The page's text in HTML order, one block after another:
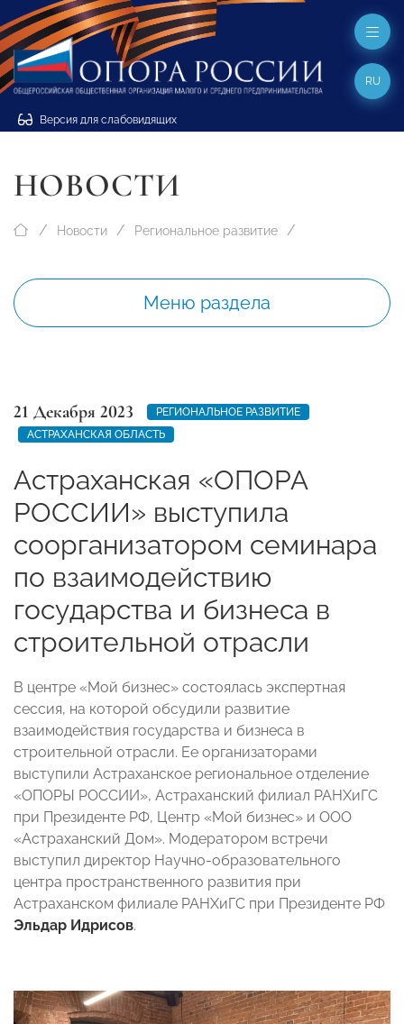
Версия для слабовидящих
RU
НОВОСТИ
Новости Региональное развитие
Меню раздела
21 Декабря 2023
РЕГИОНАЛЬНОЕ РАЗВИТИЕ
АСТРАХАНСКАЯ ОБЛАСТЬ
Астраханская «ОПОРА
РОССИИ» выступила
соорганизатором семинара
по взаимодействию
государства и бизнеса в
строительной отрасли
В центре «Мой бизнес» состоялась экспертная
сессия, на которой обсудили развитие
взаимодействия государства и бизнеса в
строительной отрасли. Ее организаторами
выступили Астраханское региональное отделение
«ОПОРЫ РОССИИ», Астраханский филиал РАНХиГС
при Президенте РФ, Центр «Мой бизнес» и ООО
«Астраханский Дом». Модератором встречи
выступил директор Научно-образовательного
центра пространственного развития при
Астраханском филиале РАНХиГС при Президенте РФ
Эльдар Идрисов.